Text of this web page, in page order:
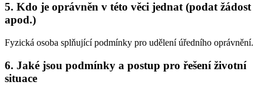
5. Kdo je oprávněn v této věci jednat (podat žádost
apod.)
Fyzická osoba splňující podmínky pro udělení úředního oprávnění.
6. Jaké jsou podmínky a postup pro řešení životní
situace